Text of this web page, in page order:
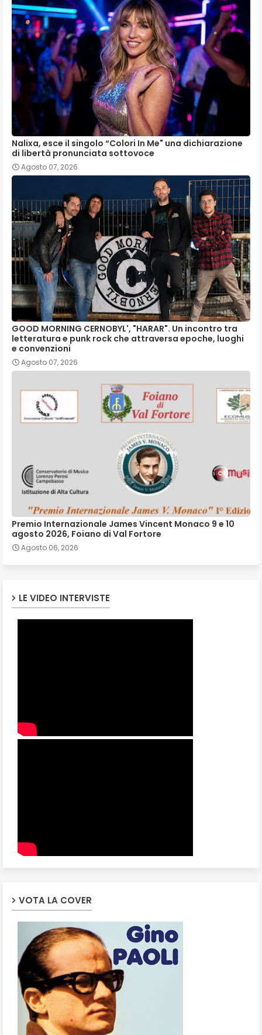
Nalixa, esce il singolo “Colori In Me" una dichiarazione
di libertà pronunciata sottovoce
Agosto 07, 2026
GOOD MORNING CERNOBYL', "HARAR". Un incontro tra
letteratura e punk rock che attraversa epoche, luoghi
e convenzioni
Agosto 07, 2026
Premio Internazionale James Vincent Monaco 9 e 10
agosto 2026, Foiano di Val Fortore
Agosto 06, 2026
LE VIDEO INTERVISTE
VOTA LA COVER